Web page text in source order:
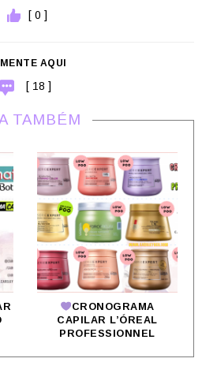
[ 0 ]
AQUI
[ 18 ]
TAMBÉM
CRONOGRAMA
CAPILAR L’ÓREAL
PROFESSIONNEL